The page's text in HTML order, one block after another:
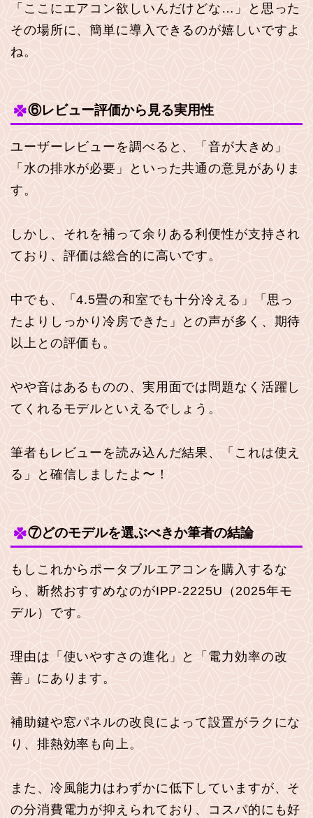
「ここにエアコン欲しいんだけどな…」と思った
その場所に、簡単に導入できるのが嬉しいですよ
ね。
⑥レビュー評価から見る実用性
ユーザーレビューを調べると、「音が大きめ」
「水の排水が必要」といった共通の意見がありま
す。
しかし、それを補って余りある利便性が支持され
ており、評価は総合的に高いです。
中でも、「4.5畳の和室でも十分冷える」「思っ
たよりしっかり冷房できた」との声が多く、期待
以上との評価も。
やや音はあるものの、実用面では問題なく活躍し
てくれるモデルといえるでしょう。
筆者もレビューを読み込んだ結果、「これは使え
る」と確信しましたよ〜！
⑦どのモデルを選ぶべきか筆者の結論
もしこれからポータブルエアコンを購入するな
ら、断然おすすめなのがIPP-2225U（2025年モ
デル）です。
理由は「使いやすさの進化」と「電力効率の改
善」にあります。
補助鍵や窓パネルの改良によって設置がラクにな
り、排熱効率も向上。
また、冷風能力はわずかに低下していますが、そ
の分消費電力が抑えられており、コスパ的にも好